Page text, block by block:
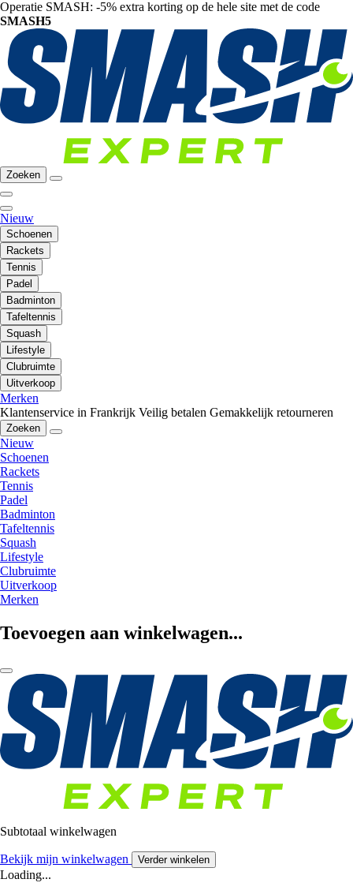
Operatie SMASH: -5% extra korting op de hele site met de code
SMASH5
Zoeken
Nieuw
Schoenen
Rackets
Tennis
Padel
Badminton
Tafeltennis
Squash
Lifestyle
Clubruimte
Uitverkoop
Merken
Klantenservice in Frankrijk Veilig betalen Gemakkelijk retourneren
Zoeken
Nieuw
Schoenen
Rackets
Tennis
Padel
Badminton
Tafeltennis
Squash
Lifestyle
Clubruimte
Uitverkoop
Merken
Toevoegen aan winkelwagen...
Subtotaal winkelwagen
Bekijk mijn winkelwagen Verder winkelen
Loading...